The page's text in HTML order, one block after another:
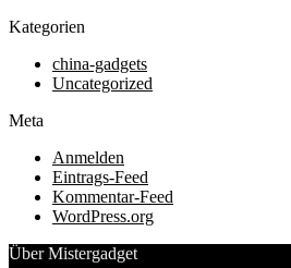
Kategorien
china-gadgets
Uncategorized
Meta
Anmelden
Eintrags-Feed
Kommentar-Feed
WordPress.org
Über Mistergadget